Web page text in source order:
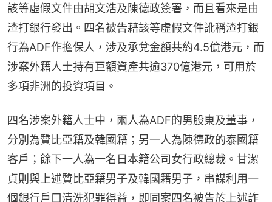
該等虛假文件由胡文浩及陳德政簽署，而且看來是由
渣打銀行發出。四名被告藉該等虛假文件訛稱渣打銀
行為ADF作擔保人，涉及承兌金額共約4.5億港元，而
涉案外籍人士持有巨額資產共逾370億港元，可用於
多項非洲的投資項目。
四名涉案外籍人士中，兩人為ADF的男股東及董事，
分別為贊比亞籍及韓國籍；另一人為陳德政的泰國籍
客戶；餘下一人為一名日本籍公司女行政總裁。甘潔
貞則與上述贊比亞籍男子及韓國籍男子，串謀利用一
個銀行戶口清洗犯罪得益，即同案四名被告於上述詐